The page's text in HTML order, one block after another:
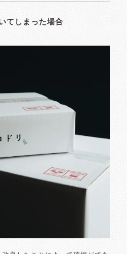
てしまった場合